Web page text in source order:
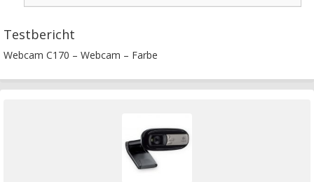
Testbericht
Webcam C170 – Webcam – Farbe